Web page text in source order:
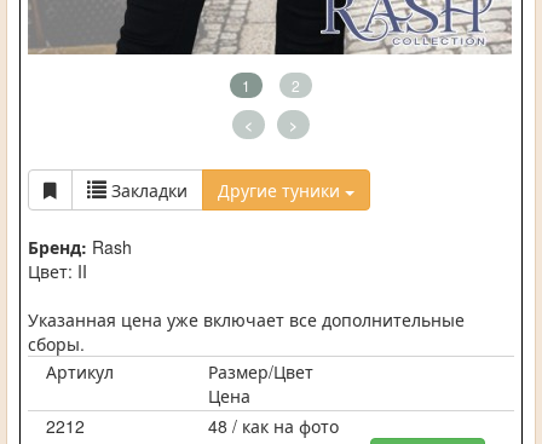
1 2
< >
Закладки Другие туники
Бренд: Rash
Цвет: II
Указанная цена уже включает все дополнительные
сборы.
Артикул
Размер/Цвет
Цена
2212
48 / как на фото